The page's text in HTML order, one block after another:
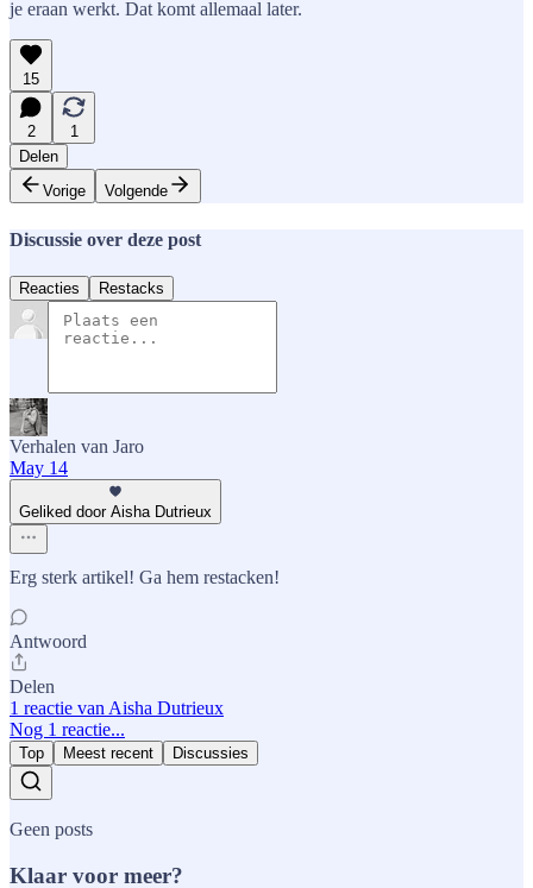
je eraan werkt. Dat komt allemaal later.
15
2
1
Delen
Vorige
Volgende
Discussie over deze post
Reacties Restacks
Verhalen van Jaro
May 14
Geliked door Aisha Dutrieux
Erg sterk artikel! Ga hem restacken!
Antwoord
Delen
1 reactie van Aisha Dutrieux
Nog 1 reactie...
Top Meest recent Discussies
Geen posts
Klaar voor meer?